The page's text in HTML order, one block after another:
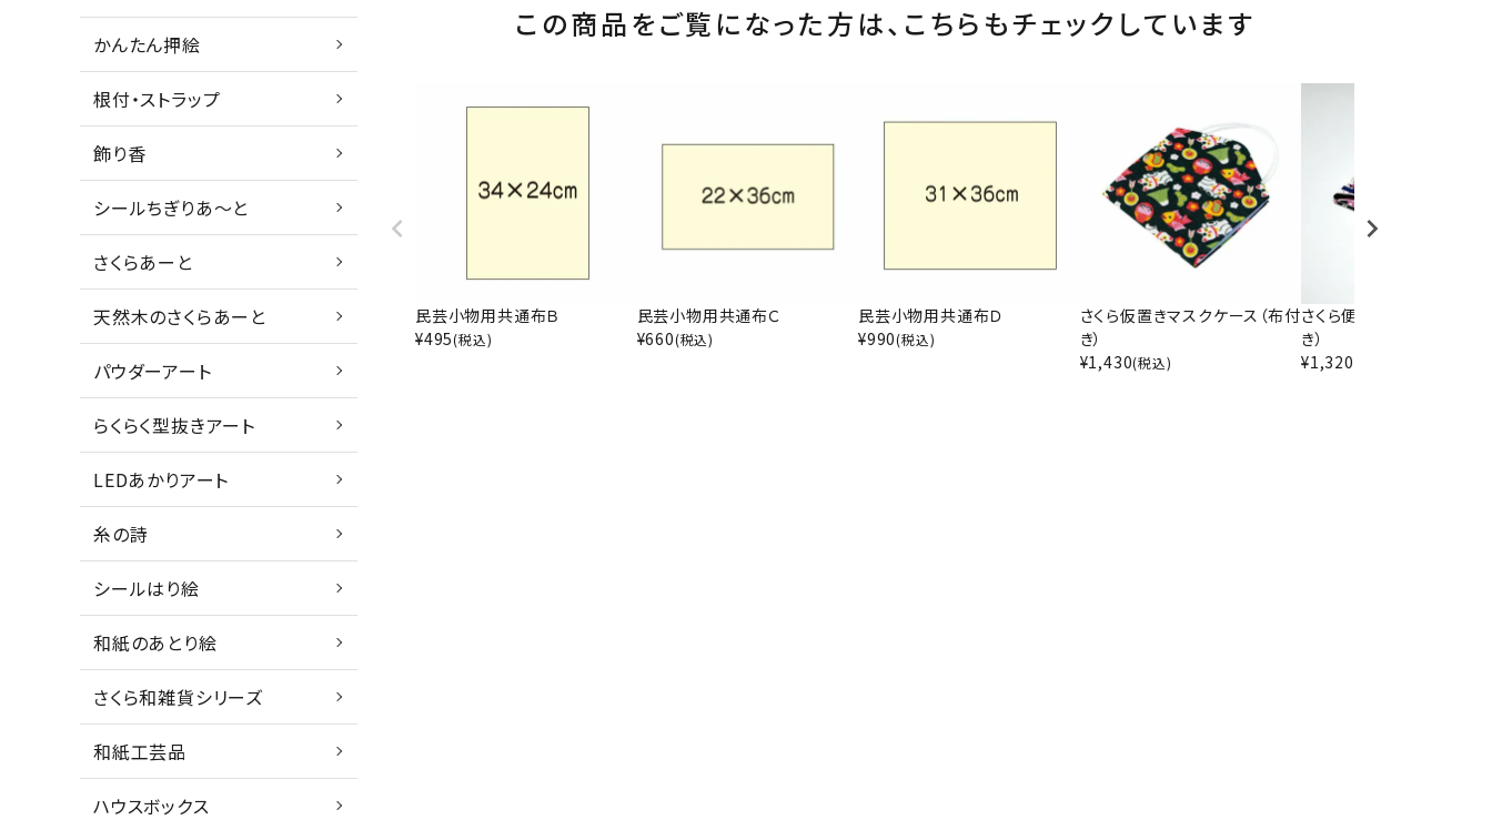
かんたん押絵
根付・ストラップ
飾り香
シールちぎりあ～と
さくらあーと
天然木のさくらあーと
パウダーアート
らくらく型抜きアート
LEDあかりアート
糸の詩
シールはり絵
和紙のあとり絵
さくら和雑貨シリーズ
和紙工芸品
ハウスボックス
この商品をご覧になった方は、 こちらもチェックしています
民芸小物用共通布Ｂ
¥495(税込)
民芸小物用共通布Ｃ
¥660(税込)
民芸小物用共通布Ｄ
¥990(税込)
さくら仮置きマスクケース（布付
き）
¥1,430(税込)
さくら便利マスクケース（
き）
¥1,320